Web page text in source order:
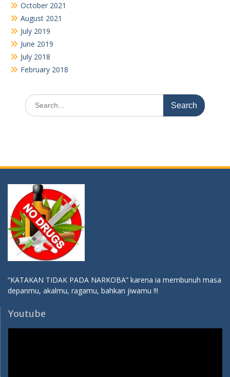
October 2021
August 2021
July 2019
June 2019
July 2018
February 2018
Search
for:
“KATAKAN TIDAK PADA NARKOBA” karena ia membunuh masa
depanmu, akalmu, ragamu, bahkan jiwamu !!!
Youtube